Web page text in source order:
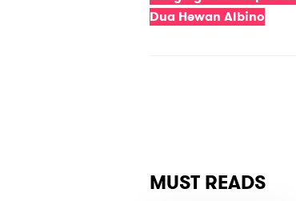
Dua Hewan Albino
MUST READS